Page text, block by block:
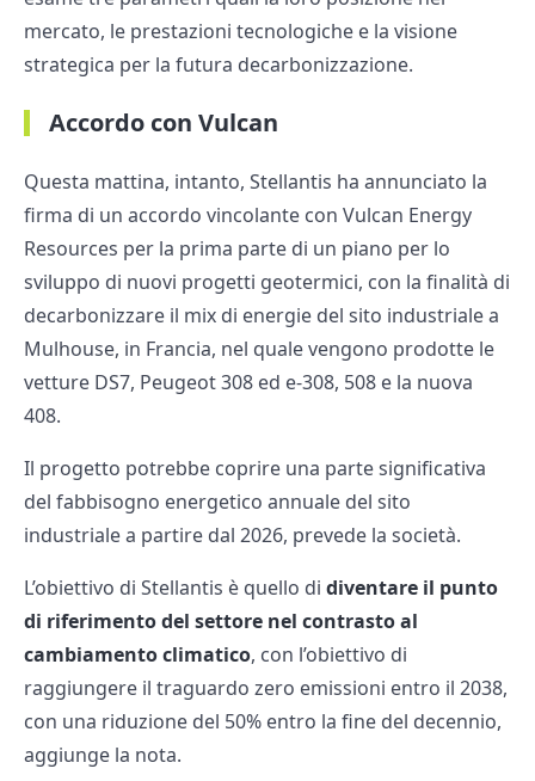
mercato, le prestazioni tecnologiche e la visione
strategica per la futura decarbonizzazione.
Accordo con Vulcan
Questa mattina, intanto, Stellantis ha annunciato la
firma di un accordo vincolante con Vulcan Energy
Resources per la prima parte di un piano per lo
sviluppo di nuovi progetti geotermici, con la finalità di
decarbonizzare il mix di energie del sito industriale a
Mulhouse, in Francia, nel quale vengono prodotte le
vetture DS7, Peugeot 308 ed e-308, 508 e la nuova
408.
Il progetto potrebbe coprire una parte significativa
del fabbisogno energetico annuale del sito
industriale a partire dal 2026, prevede la società.
L’obiettivo di Stellantis è quello di diventare il punto
di riferimento del settore nel contrasto al
cambiamento climatico, con l’obiettivo di
raggiungere il traguardo zero emissioni entro il 2038,
con una riduzione del 50% entro la fine del decennio,
aggiunge la nota.